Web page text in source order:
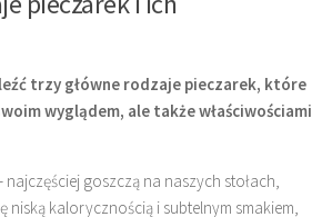
trzy główne rodzaje pieczarek, które
wyglądem, ale także właściwościami
najczęściej goszczą na naszych stołach,
niską kalorycznością i subtelnym smakiem,